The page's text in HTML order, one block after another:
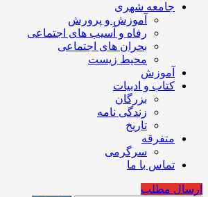
تهران
جامعه شهری
آموزش و پرورش
رفاه و آسیب های اجتماعی
بحران های اجتماعی
محیط زیست
آموزش
کتاب و ادبیات
بزرگان
زندگی نامه
تاریخ
متفرقه
سرگرمی
تماس با ما
ارسال مطلب